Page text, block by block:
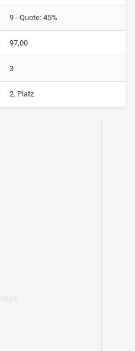
9 - Quote: 45%
97,00
3
2. Platz